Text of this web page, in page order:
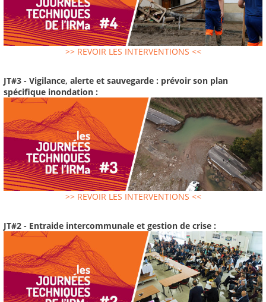
>> REVOIR LES INTERVENTIONS <<
JT#3 - Vigilance, alerte et sauvegarde : prévoir son plan
spécifique inondation :
>> REVOIR LES INTERVENTIONS <<
JT#2 - Entraide intercommunale et gestion de crise :